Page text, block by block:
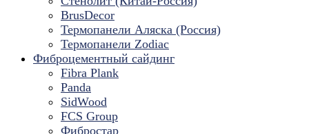
BrusDecor
Термопанели Аляска (Россия)
Термопанели Zodiac
Фиброцементный сайдинг
Fibra Plank
Panda
SidWood
FCS Group
Фибростар